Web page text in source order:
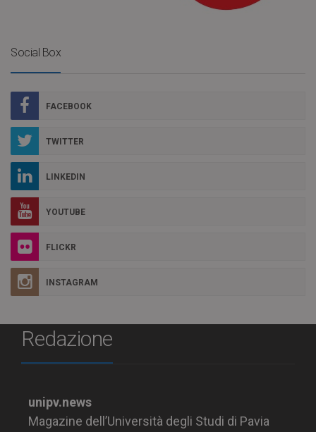
Social Box
FACEBOOK
TWITTER
LINKEDIN
YOUTUBE
FLICKR
INSTAGRAM
Redazione
unipv.news
Magazine dell’Università degli Studi di Pavia